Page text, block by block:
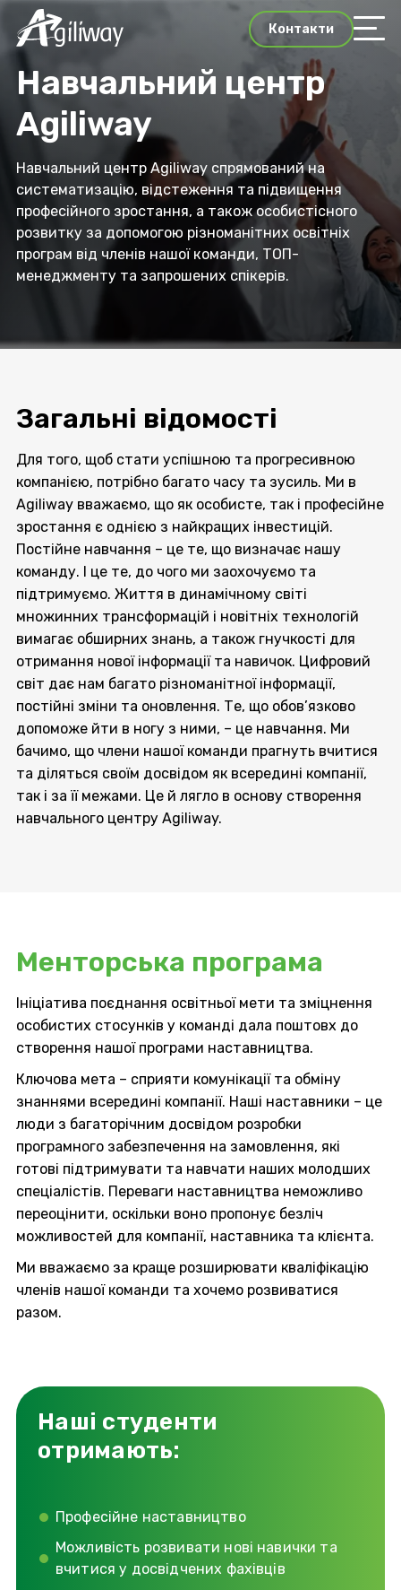
Контакти
Навчальний центр
Agiliway
Навчальний центр Agiliway спрямований на
систематизацію, відстеження та підвищення
професійного зростання, а також особистісного
розвитку за допомогою різноманітних освітніх
програм від членів нашої команди, ТОП-
менеджменту та запрошених спікерів.
Загальні відомості
Для того, щоб стати успішною та прогресивною
компанією, потрібно багато часу та зусиль. Ми в
Agiliway вважаємо, що як особисте, так і професійне
зростання є однією з найкращих інвестицій.
Постійне навчання – це те, що визначає нашу
команду. І це те, до чого ми заохочуємо та
підтримуємо. Життя в динамічному світі
множинних трансформацій і новітніх технологій
вимагає обширних знань, а також гнучкості для
отримання нової інформації та навичок. Цифровий
світ дає нам багато різноманітної інформації,
постійні зміни та оновлення. Те, що обов’язково
допоможе йти в ногу з ними, – це навчання. Ми
бачимо, що члени нашої команди прагнуть вчитися
та діляться своїм досвідом як всередині компанії,
так і за її межами. Це й лягло в основу створення
навчального центру Agiliway.
Менторська програма
Ініціатива поєднання освітньої мети та зміцнення
особистих стосунків у команді дала поштовх до
створення нашої програми наставництва.
Ключова мета – сприяти комунікації та обміну
знаннями всередині компанії. Наші наставники – це
люди з багаторічним досвідом розробки
програмного забезпечення на замовлення, які
готові підтримувати та навчати наших молодших
спеціалістів. Переваги наставництва неможливо
переоцінити, оскільки воно пропонує безліч
можливостей для компанії, наставника та клієнта.
Ми вважаємо за краще розширювати кваліфікацію
членів нашої команди та хочемо розвиватися
разом.
Наші студенти
отримають:
Професійне наставництво
Можливість розвивати нові навички та
вчитися у досвідчених фахівців